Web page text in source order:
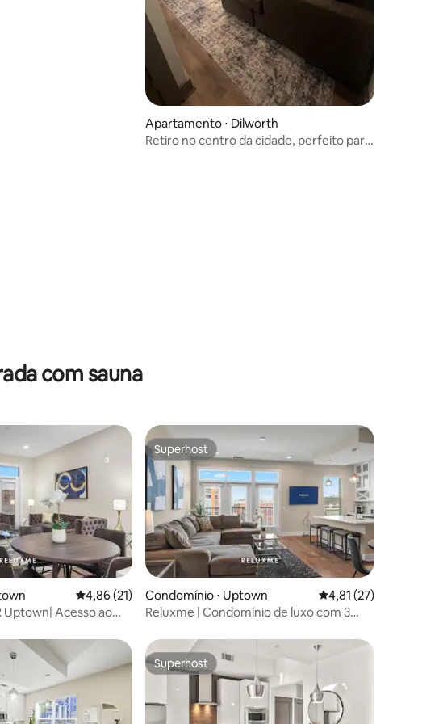
Apartamento ⋅ Dilworth
Retiro no centro da cidade, perfeito para
com sauna
4,86 de uma avaliação média de 5, 21 avaliações
4,86 (21)
Uptown| Acesso ao
Superhost
Superhost
Condomínio ⋅ Uptown 4,81 de uma
4,81 (27)
Reluxme | Condomínio de luxo com 3
estádios
Superhost
Superhost